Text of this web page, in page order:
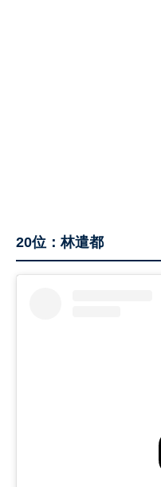
20位：林遣都